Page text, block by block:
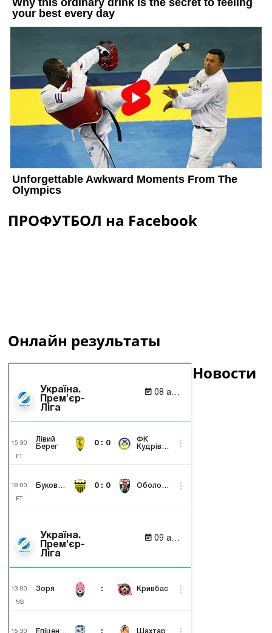
ПРОФУТБОЛ на Facebook
Онлайн результаты
Новости